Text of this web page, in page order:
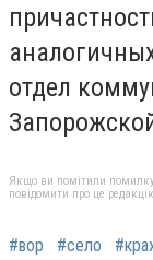
отдел
Якщо ви помітили помилку,
повідомити про це
#вор #село